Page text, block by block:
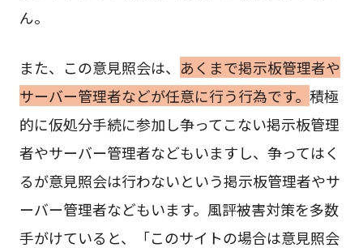
ん。
また、この意見照会は、 あくまで掲示板管理者や
サーバー管理者などが任意に行う行為です。 積極
的に仮処分手続に参加し争ってこない掲示板管理
者やサーバー管理者などもいますし、争ってはく
るが意見照会は行わないという掲示板管理者やサ
ーバー管理者などもいます。風評被害対策を多数
手がけていると、「このサイトの場合は意見照会